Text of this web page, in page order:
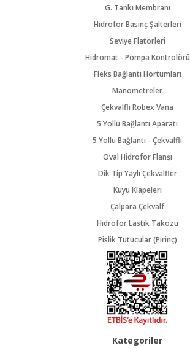
G. Tankı Membranı
Hidrofor Basınç Şalterleri
Seviye Flatörleri
Hidromat - Pompa Kontrolörü
Fleks Bağlantı Hortumları
Manometreler
Çekvalfli Robex Vana
5 Yollu Bağlantı Aparatı
5 Yollu Bağlantı - Çekvalfli
Oval Hidrofor Flanşı
Dik Tip Yaylı Çekvalfler
Kuyu Klapeleri
Çalpara Çekvalf
Hidrofor Lastik Takozu
Pislik Tutucular (Pirinç)
Kategoriler